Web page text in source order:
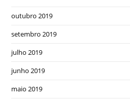
outubro 2019
setembro 2019
julho 2019
junho 2019
maio 2019